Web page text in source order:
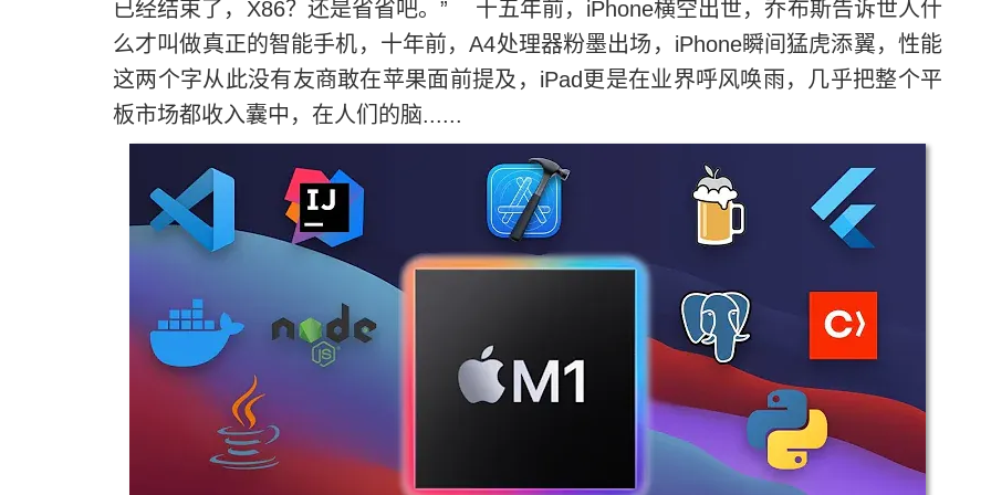
已经结束了，X86？还是省省吧。” 十五年前，iPhone横空出世，乔布斯告诉世人什
么才叫做真正的智能手机，十年前，A4处理器粉墨出场，iPhone瞬间猛虎添翼，性能
这两个字从此没有友商敢在苹果面前提及，iPad更是在业界呼风唤雨，几乎把整个平
板市场都收入囊中，在人们的脑......